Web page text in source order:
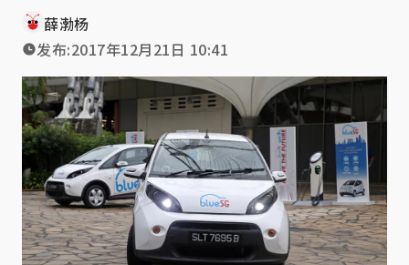
薛渤杨
发布:2017年12月21日 10:41